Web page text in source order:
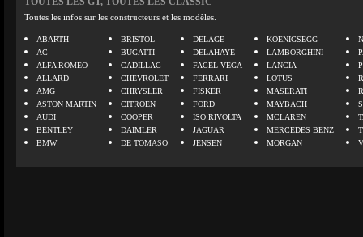
Toutes les infos sur les constructeurs et les modèles.
ABARTH
AC
ALFA ROMEO
ALLARD
AMG
ASTON MARTIN
AUDI
BENTLEY
BMW
BRISTOL
BUGATTI
CADILLAC
CHEVROLET
CHRYSLER
CITROEN
COOPER
DAIMLER
DE TOMASO
DELAGE
DELAHAYE
FACEL VEGA
FERRARI
FISKER
FORD
ISO RIVOLTA
JAGUAR
JENSEN
KOENIGSEGG
LAMBORGHINI
LANCIA
LOTUS
MASERATI
MAYBACH
MCLAREN
MERCEDES BENZ
MORGAN